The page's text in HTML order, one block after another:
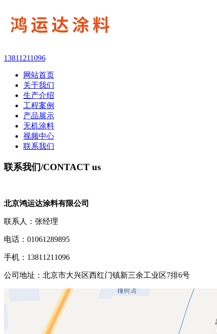
13811211096
网站首页
关于我们
生产介绍
工程案例
产品展示
无机涂料
视频中心
联系我们
联系我们/CONTACT us
北京鸿运达涂料有限公司
联系人：张经理
电话：01061289895
手机：13811211096
公司地址：北京市大兴区西红门镇新三余工业区7排6号